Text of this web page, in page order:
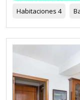
Habitaciones 4